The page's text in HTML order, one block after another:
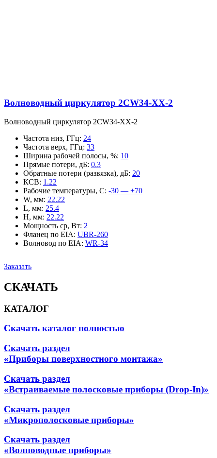
Волноводный циркулятор 2CW34-XX-2
Волноводный циркулятор 2CW34-XX-2
Частота низ, ГГц: 24
Частота верх, ГГц: 33
Ширина рабочей полосы, %: 10
Прямые потери, дБ: 0.3
Обратные потери (развязка), дБ: 20
КСВ: 1.22
Рабочие температуры, С: -30 — +70
W, мм: 22.22
L, мм: 25.4
H, мм: 22.22
Мощность ср, Вт: 2
Фланец по EIA: UBR-260
Волновод по EIA: WR-34
Заказать
СКАЧАТЬ
КАТАЛОГ
Скачать каталог полностью
Скачать раздел
«Приборы поверхностного монтажа»
Скачать раздел
«Встраиваемые полосковые приборы (Drop-In)»
Скачать раздел
«Микрополосковые приборы»
Скачать раздел
«Волноводные приборы»